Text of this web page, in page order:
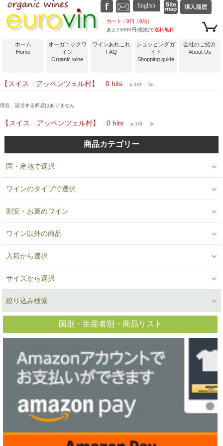
カート：0円（0品）
あと15000円(税抜)で送料無料
ホーム
Home
オーガニックワ
イン
Organic wine
ワインあれこれ
FAQ
ショッピングガ
イド
Shopping guide
会社のご紹介
About Us
【スイス アッペンツェル村】 0 hitsp.1/0 ≫
現在、該当する商品はありません
【スイス アッペンツェル村】 0 hitsp.1/0 ≫
商品カテゴリー
国・産地で選択
ワインのタイプで選択
割安・お薦めワイン
ワイン以外の商品
入荷から選択
サイズから選択
絞り込み検索
国別・生産者別・商品リスト